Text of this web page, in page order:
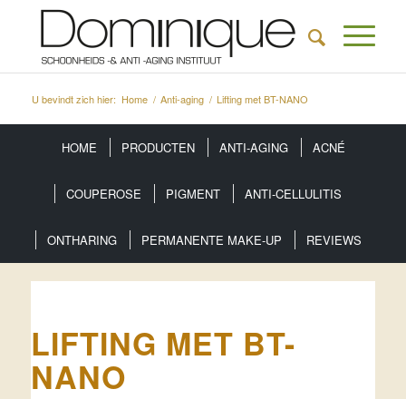
U bevindt zich hier: Home / Anti-aging / Lifting met BT-NANO
HOME PRODUCTEN ANTI-AGING ACNÉ
COUPEROSE PIGMENT ANTI-CELLULITIS
ONTHARING PERMANENTE MAKE-UP REVIEWS
LIFTING MET BT-
NANO